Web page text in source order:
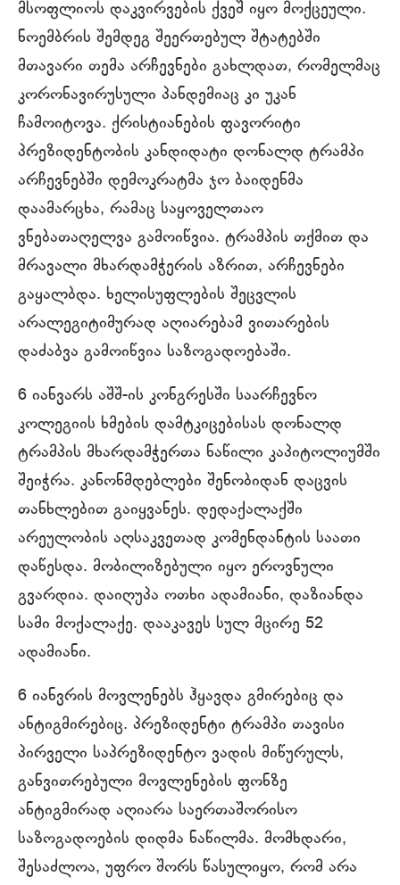
მსოფლიოს დაკვირვების ქვეშ იყო მოქცეული.
ნოემბრის შემდეგ შეერთებულ შტატებში
მთავარი თემა არჩევნები გახლდათ, რომელმაც
კორონავირუსული პანდემიაც კი უკან
ჩამოიტოვა. ქრისტიანების ფავორიტი
პრეზიდენტობის კანდიდატი დონალდ ტრამპი
არჩევნებში დემოკრატმა ჯო ბაიდენმა
დაამარცხა, რამაც საყოველთაო
ვნებათაღელვა გამოიწვია. ტრამპის თქმით და
მრავალი მხარდამჭერის აზრით, არჩევნები
გაყალბდა. ხელისუფლების შეცვლის
არალეგიტიმურად აღიარებამ ვითარების
დაძაბვა გამოიწვია საზოგადოებაში.
6 იანვარს აშშ-ის კონგრესში საარჩევნო
კოლეგიის ხმების დამტკიცებისას დონალდ
ტრამპის მხარდამჭერთა ნაწილი კაპიტოლიუმში
შეიჭრა. კანონმდებლები შენობიდან დაცვის
თანხლებით გაიყვანეს. დედაქალაქში
არეულობის აღსაკვეთად კომენდანტის საათი
დაწესდა. მობილიზებული იყო ეროვნული
გვარდია. დაიღუპა ოთხი ადამიანი, დაზიანდა
სამი მოქალაქე. დააკავეს სულ მცირე 52
ადამიანი.
6 იანვრის მოვლენებს ჰყავდა გმირებიც და
ანტიგმირებიც. პრეზიდენტი ტრამპი თავისი
პირველი საპრეზიდენტო ვადის მიწურულს,
განვითრებული მოვლენების ფონზე
ანტიგმირად აღიარა საერთაშორისო
საზოგადოების დიდმა ნაწილმა. მომხდარი,
შესაძლოა, უფრო შორს წასულიყო, რომ არა